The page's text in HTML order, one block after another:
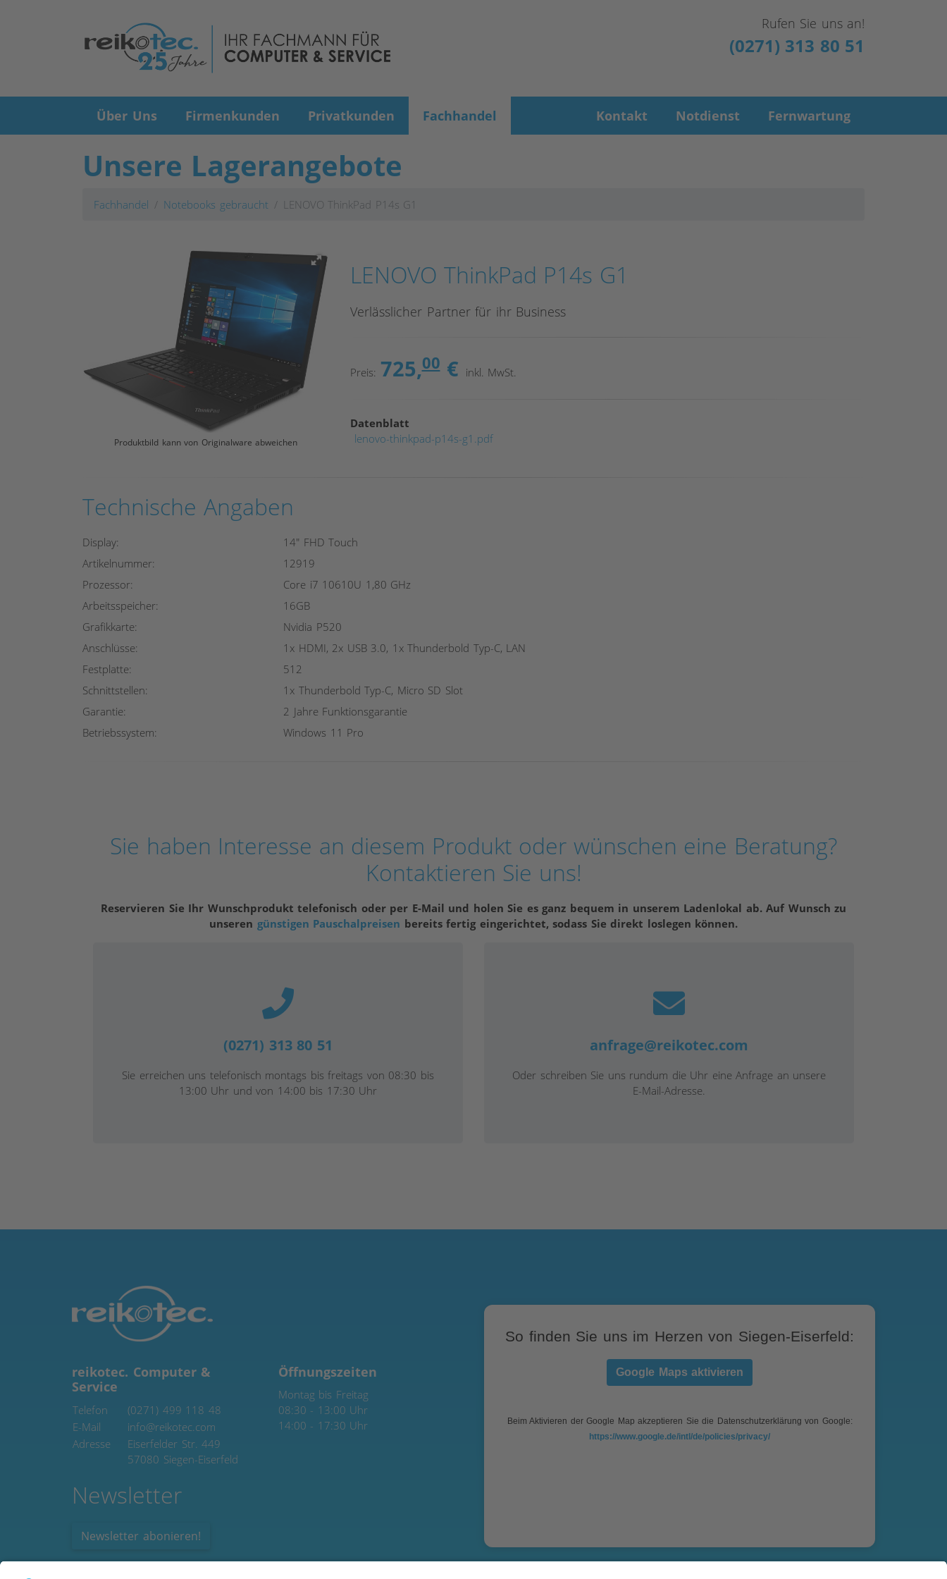
Rufen Sie uns an!
(0271) 313 80 51
Über Uns Firmenkunden Privatkunden Fachhandel Kontakt Notdienst Fernwartung
Unsere Lagerangebote
Fachhandel Notebooks gebraucht LENOVO ThinkPad P14s G1
Produktbild kann von Originalware abweichen
LENOVO ThinkPad P14s G1
Verlässlicher Partner für ihr Business
Preis: 725,00€ inkl. MwSt.
Datenblatt
lenovo-thinkpad-p14s-g1.pdf
Technische Angaben
Display:
14" FHD Touch
Artikelnummer:
12919
Prozessor:
Core i7 10610U 1,80 GHz
Arbeitsspeicher:
16GB
Grafikkarte:
Nvidia P520
Anschlüsse:
1x HDMI, 2x USB 3.0, 1x Thunderbold Typ-C, LAN
Festplatte:
512
Schnittstellen:
1x Thunderbold Typ-C, Micro SD Slot
Garantie:
2 Jahre Funktionsgarantie
Betriebssystem:
Windows 11 Pro
Sie haben Interesse an diesem Produkt oder wünschen eine Beratung?
Kontaktieren Sie uns!
Reservieren Sie Ihr Wunschprodukt telefonisch oder per E-Mail und holen Sie es ganz bequem in unserem Ladenlokal ab. Auf Wunsch zu
unseren günstigen Pauschalpreisen bereits fertig eingerichtet, sodass Sie direkt loslegen können.
(0271) 313 80 51
Sie erreichen uns telefonisch montags bis freitags von 08:30 bis
13:00 Uhr und von 14:00 bis 17:30 Uhr
anfrage@reikotec.com
Oder schreiben Sie uns rundum die Uhr eine Anfrage an unsere
E-Mail-Adresse.
reikotec. Computer &
Service
Telefon
(0271) 499 118 48
E-Mail
info@reikotec.com
Adresse
Eiserfelder Str. 449
57080 Siegen-Eiserfeld
Öffnungszeiten
Montag bis Freitag
08:30 - 13:00 Uhr
14:00 - 17:30 Uhr
Newsletter
Newsletter abonieren!
So finden Sie uns im Herzen von Siegen-Eiserfeld:
Google Maps aktivieren
Beim Aktivieren der Google Map akzeptieren Sie die Datenschutzerklärung von Google:
https://www.google.de/intl/de/policies/privacy/